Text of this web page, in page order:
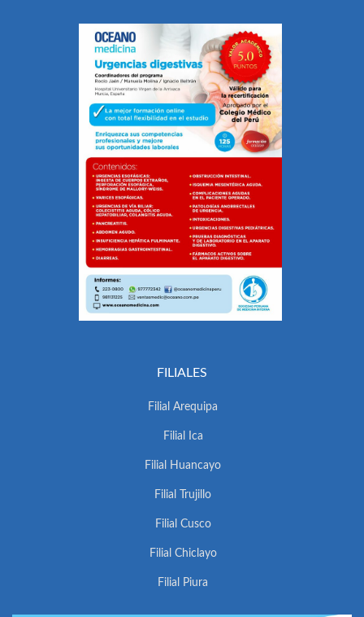
FILIALES
Filial Arequipa
Filial Ica
Filial Huancayo
Filial Trujillo
Filial Cusco
Filial Chiclayo
Filial Piura